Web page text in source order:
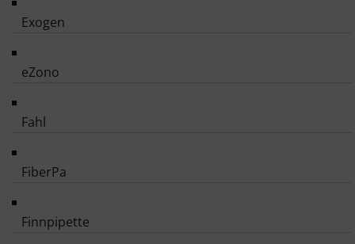
Exogen
eZono
Fahl
FiberPa
Finnpipette